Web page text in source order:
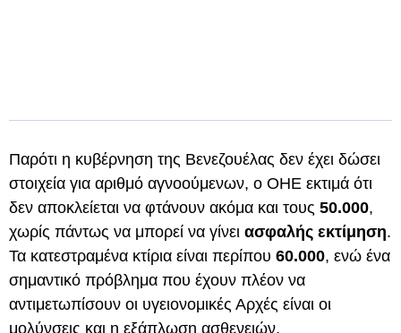
Παρότι η κυβέρνηση της Βενεζουέλας δεν έχει δώσει
στοιχεία για αριθμό αγνοούμενων, ο ΟΗΕ εκτιμά ότι
δεν αποκλείεται να φτάνουν ακόμα και τους 50.000,
χωρίς πάντως να μπορεί να γίνει ασφαλής εκτίμηση.
Τα κατεστραμένα κτίρια είναι περίπου 60.000, ενώ ένα
σημαντικό πρόβλημα που έχουν πλέον να
αντιμετωπίσουν οι υγειονομικές Αρχές είναι οι
μολύνσεις και η εξάπλωση ασθενειών.